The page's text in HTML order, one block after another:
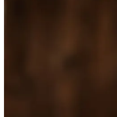
Ekonomika